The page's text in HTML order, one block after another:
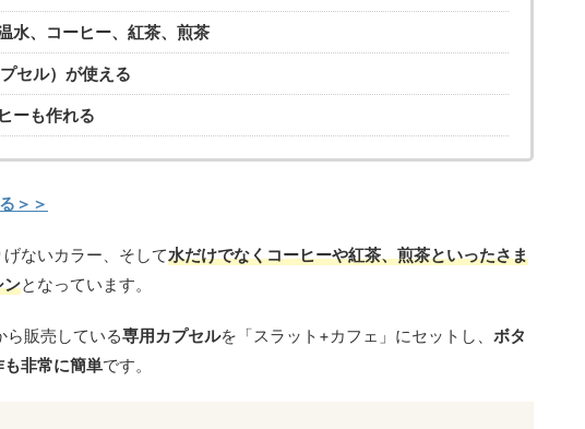
水、コーヒー、紅茶、煎茶
セル）が使える
ーも作れる
＞＞
ないカラー、そして水だけでなくコーヒーや紅茶、煎茶といったさま
ンとなっています。
ら販売している専用カプセルを「スラット+カフェ」にセットし、 ボタ
非常に簡単です。